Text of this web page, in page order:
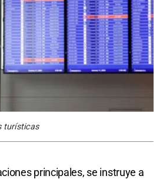
turísticas
principales, se instruye a